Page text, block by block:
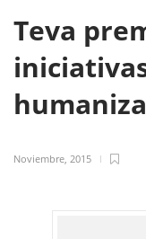
Teva
Noviembre, 2015